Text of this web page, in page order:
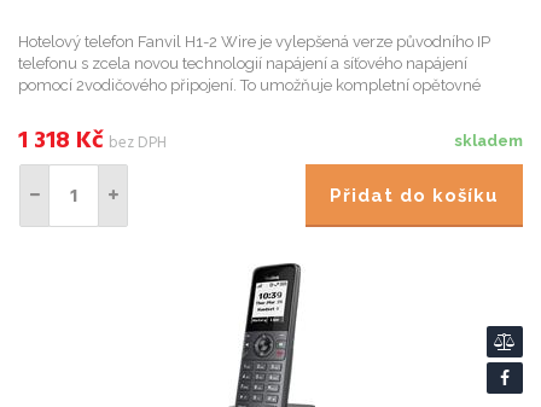
Hotelový telefon Fanvil H1-2 Wire je vylepšená verze původního IP
telefonu s zcela novou technologií napájení a síťového napájení
pomocí 2vodičového připojení. To umožňuje kompletní opětovné
skladem
1 318 Kč bez DPH
Přidat do košíku